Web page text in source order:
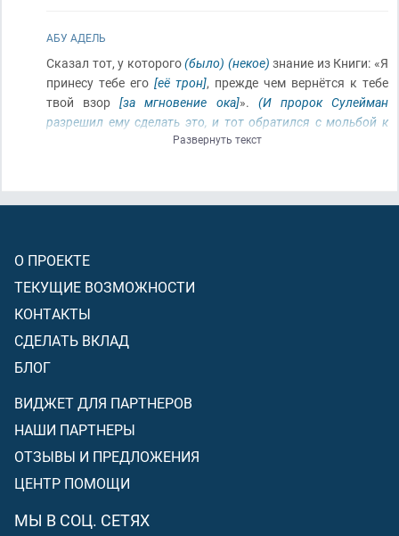
АБУ АДЕЛЬ
Сказал тот, у которого(было) (некое) знание из Книги: «Я
принесу тебе его [её трон], прежде чем вернётся к тебе
твой взор[за мгновение ока]». (И пророк Сулейман
разрешил ему сделать это, и тот обратился с мольбой к
. Когда же он[пророк Сулейман]
Господь мой богат
Развернуть текст
О ПРОЕКТЕ
ТЕКУЩИЕ ВОЗМОЖНОСТИ
КОНТАКТЫ
СДЕЛАТЬ ВКЛАД
БЛОГ
ВИДЖЕТ ДЛЯ ПАРТНЕРОВ
НАШИ ПАРТНЕРЫ
ОТЗЫВЫ И ПРЕДЛОЖЕНИЯ
ЦЕНТР ПОМОЩИ
МЫ В СОЦ. СЕТЯХ